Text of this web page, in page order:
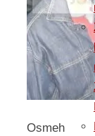
Osmeh